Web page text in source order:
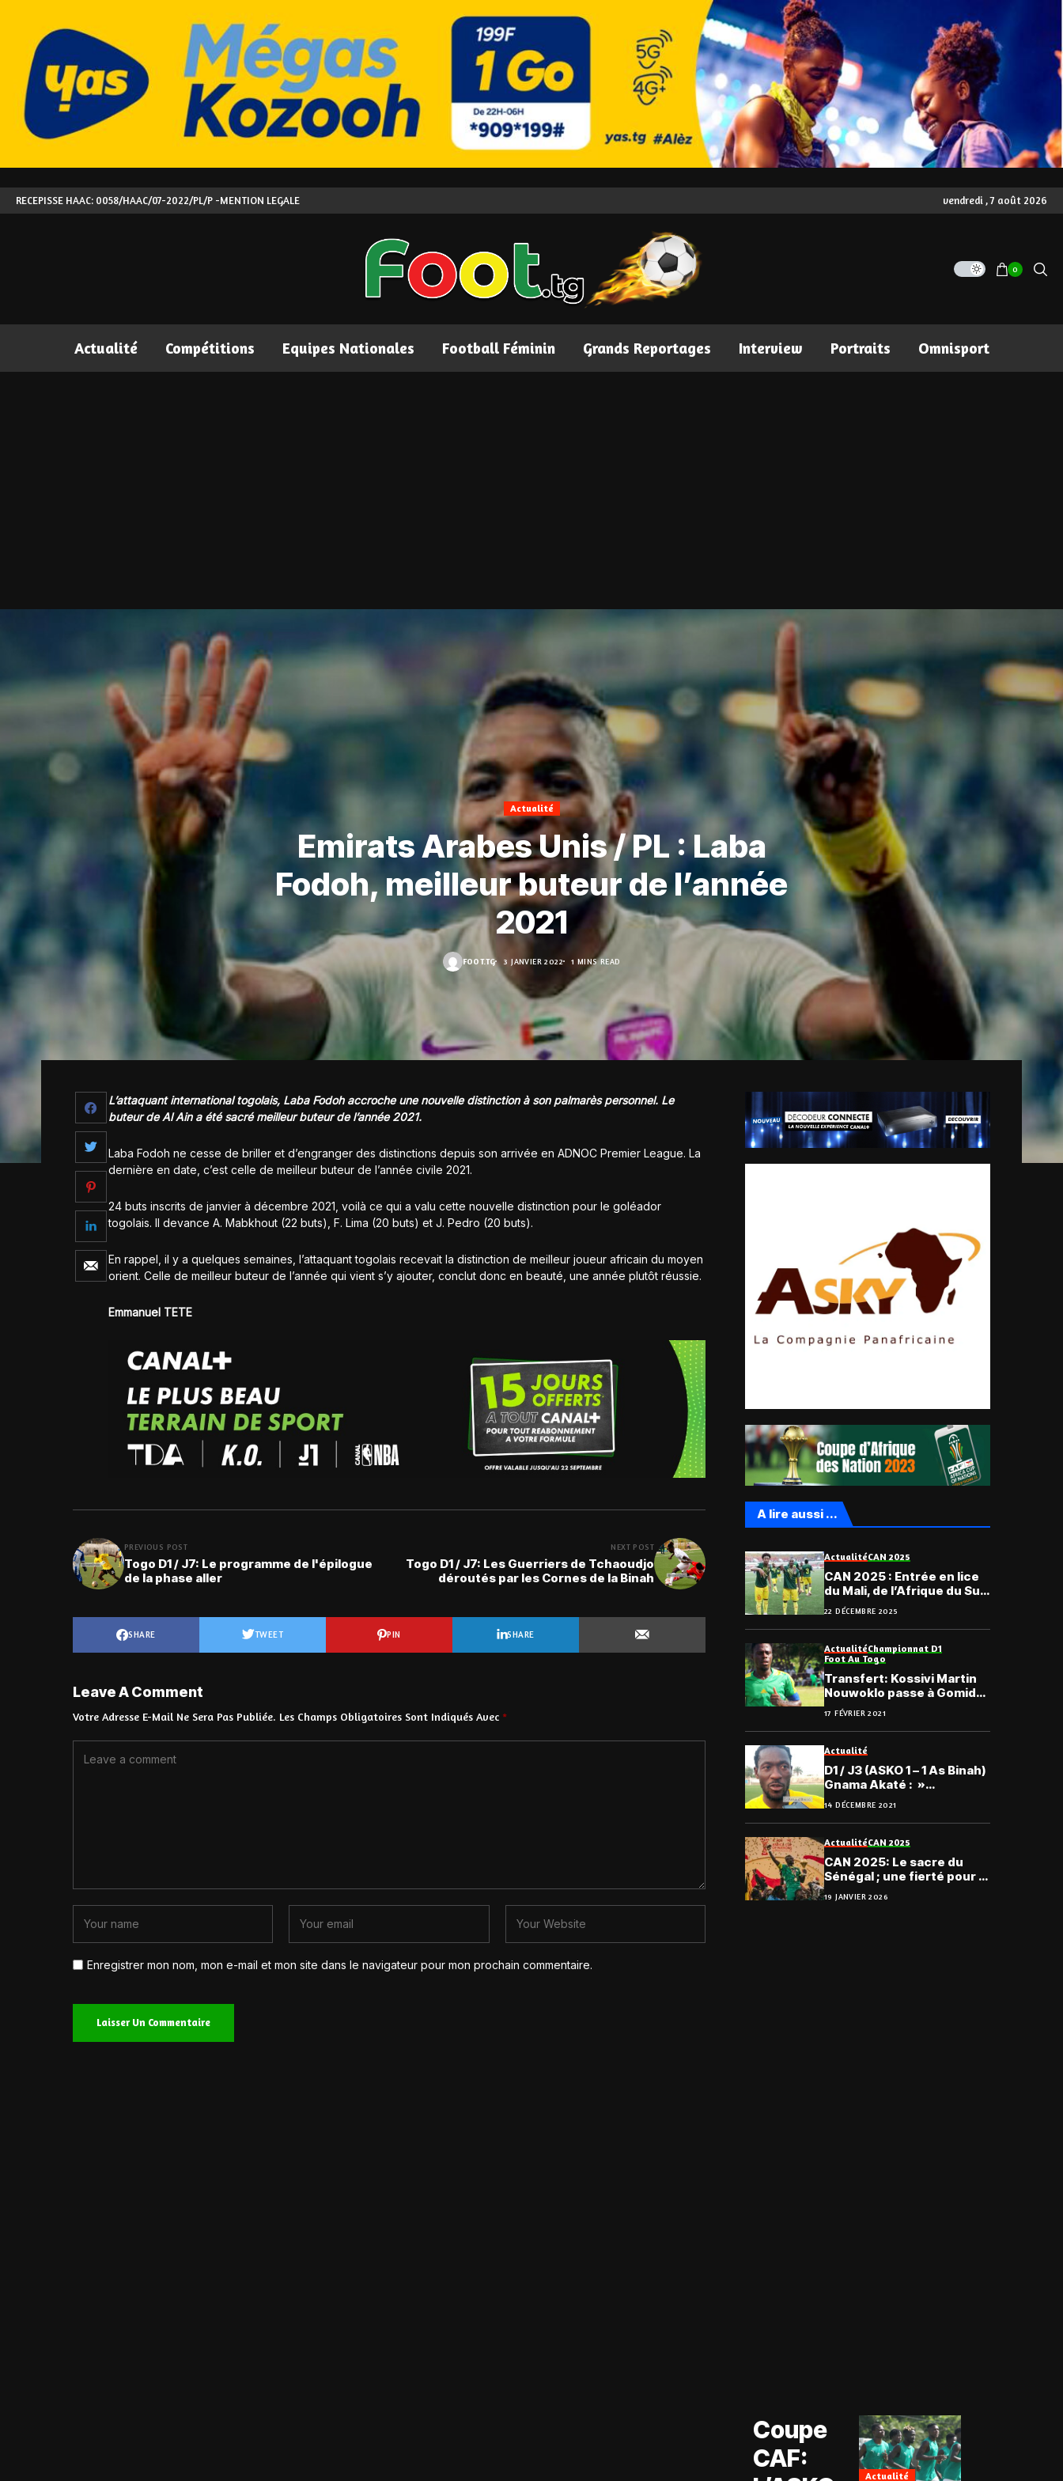
RECEPISSE HAAC: 0058/HAAC/07-2022/PL/P -MENTION LEGALE vendredi , 7 août 2026
0
Actualité Compétitions Equipes Nationales Football Féminin Grands Reportages Interview Portraits Omnisport
Actualité
Emirats Arabes Unis / PL : Laba
Fodoh, meilleur buteur de l’année
2021
FOOT.TG 3 JANVIER 2022 1 MINS READ
L’attaquant international togolais, Laba Fodoh accroche une nouvelle distinction à son palmarès personnel. Le
buteur de Al Ain a été sacré meilleur buteur de l’année 2021.
Laba Fodoh ne cesse de briller et d’engranger des distinctions depuis son arrivée en ADNOC Premier League. La
dernière en date, c’est celle de meilleur buteur de l’année civile 2021.
24 buts inscrits de janvier à décembre 2021, voilà ce qui a valu cette nouvelle distinction pour le goléador
togolais. Il devance A. Mabkhout (22 buts), F. Lima (20 buts) et J. Pedro (20 buts).
En rappel, il y a quelques semaines, l’attaquant togolais recevait la distinction de meilleur joueur africain du moyen
orient. Celle de meilleur buteur de l’année qui vient s’y ajouter, conclut donc en beauté, une année plutôt réussie.
Emmanuel TETE
PREVIOUS POST
Togo D1 / J7: Le programme de l'épilogue
de la phase aller
NEXT POST
Togo D1 / J7: Les Guerriers de Tchaoudjo
déroutés par les Cornes de la Binah
SHARE TWEET PIN SHARE
Leave A Comment
Votre Adresse E-Mail Ne Sera Pas Publiée. Les Champs Obligatoires Sont Indiqués Avec *
Enregistrer mon nom, mon e-mail et mon site dans le navigateur pour mon prochain commentaire.
A lire aussi ...
ActualitéCAN 2025
CAN 2025 : Entrée en lice
du Mali, de l’Afrique du Sud
et de l’Égypte, le
programme de ce lundi
22 DÉCEMBRE 2025
ActualitéChampionnat D1
Foot Au Togo
Transfert: Kossivi Martin
Nouwoklo passe à Gomido
FC de Kpalimé
17 FÉVRIER 2021
Actualité
D1 / J3 (ASKO 1 – 1 As Binah)
Gnama Akaté : »
L’adversaire sachant
comment on joue, nous a
bloqués «
14 DÉCEMBRE 2021
ActualitéCAN 2025
CAN 2025: Le sacre du
Sénégal ; une fierté pour la
CEDEAO
19 JANVIER 2026
Coupe
CAF:
Actualité